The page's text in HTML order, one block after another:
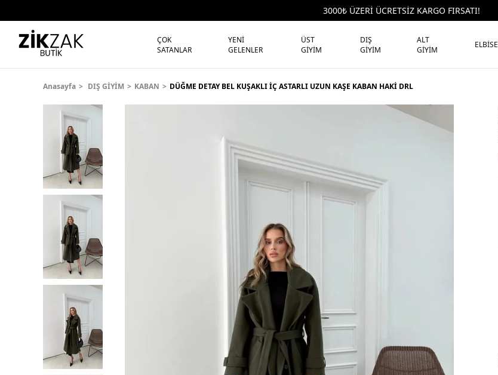
3000₺ ÜZERİ ÜCRETSİZ KARGO FIRSATI!
ÇOK
SATANLAR
YENİ
GELENLER
ÜST
GİYİM
DIŞ
GİYİM
ALT
GİYİM
ELBİSE
Anasayfa DIŞ GİYİM KABAN DÜĞME DETAY BEL KUŞAKLI İÇ ASTARLI UZUN KAŞE KABAN HAKİ DRL